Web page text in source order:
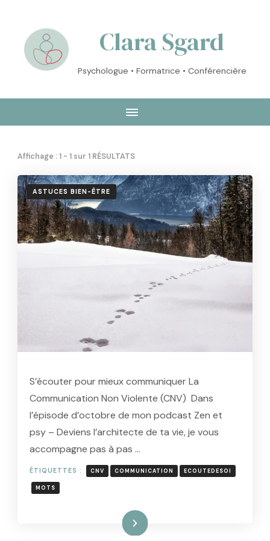
Clara Sgard
Psychologue • Formatrice • Conférencière
Affichage : 1 - 1 sur 1 RÉSULTATS
ASTUCES BIEN-ÊTRE
S’écouter pour mieux communiquer La
Communication Non Violente (CNV) Dans
l’épisode d’octobre de mon podcast Zen et
psy – Deviens l’architecte de ta vie, je vous
accompagne pas à pas …
ÉTIQUETTES : CNV COMMUNICATION ECOUTEDESOI
MOTS
Lire la suite